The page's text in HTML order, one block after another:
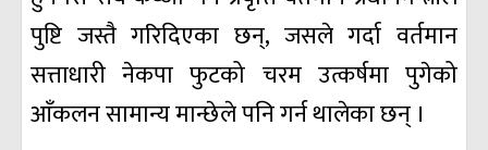
पुष्टि जस्तै गरिदिएका छन्‌, जसले गर्दा वर्तमान
सत्ताधारी नेकपा फुटको चरम उत्कर्षमा पुगेको
आँकलन सामान्य मान्छेले पनि गर्न थालेका छन्‌ ।